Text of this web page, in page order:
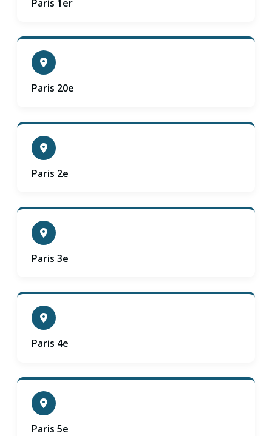
Paris 1er
Paris 20e
Paris 2e
Paris 3e
Paris 4e
Paris 5e